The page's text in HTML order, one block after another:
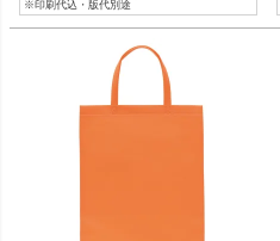
※印刷代込・版代別途